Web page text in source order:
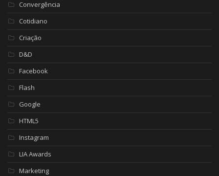
Convergência
Cotidiano
Criação
D&D
Facebook
Flash
Google
HTML5
Instagram
LIA Awards
Marketing